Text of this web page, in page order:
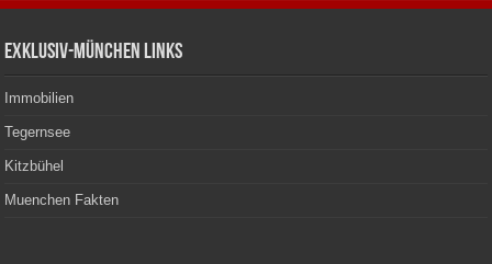
Exklusiv-München Links
Immobilien
Tegernsee
Kitzbühel
Muenchen Fakten